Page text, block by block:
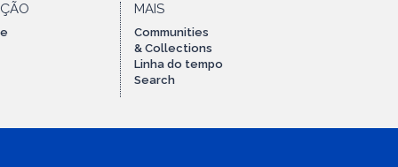
MAIS
Communities
& Collections
Linha do tempo
Search